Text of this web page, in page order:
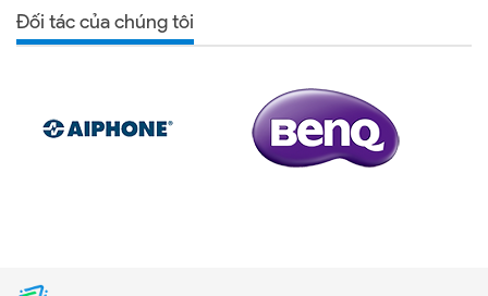
Đối tác của chúng tôi